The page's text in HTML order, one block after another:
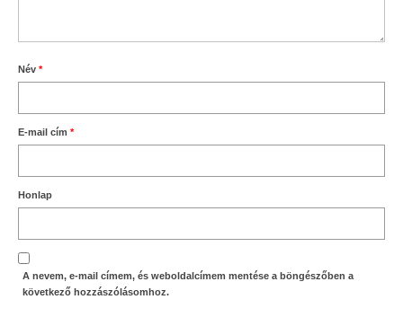
Név *
E-mail cím *
Honlap
A nevem, e-mail címem, és weboldalcímem mentése a böngészőben a
következő hozzászólásomhoz.